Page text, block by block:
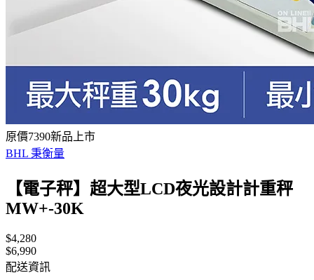
原價7390新品上市
BHL 秉衡量
【電子秤】超大型LCD夜光設計計重秤
MW+-30K
$4,280
$6,990
配送資訊